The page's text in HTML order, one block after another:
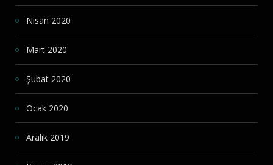
Nisan 2020
Mart 2020
Şubat 2020
Ocak 2020
Aralık 2019